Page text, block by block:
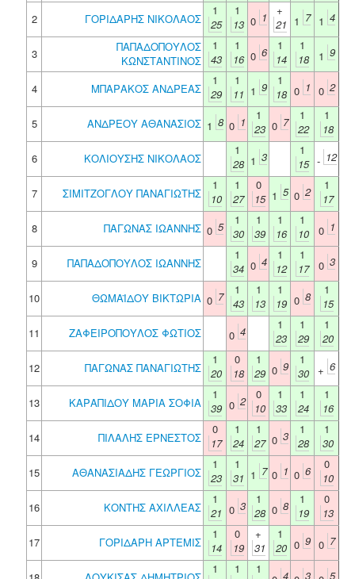
2 ΓΟΡΙΔΑΡΗΣ ΝΙΚΟΛΑΟΣ
1
25
1
13 0 1
+
21 1 7 1 4
3
ΠΑΠΑΔΟΠΟΥΛΟΣ
ΚΩΝΣΤΑΝΤΙΝΟΣ
1
43
1
16 0 6
1
14
1
18
1 9
4 ΜΠΑΡΑΚΟΣ ΑΝΔΡΕΑΣ
1
29
1
11 1 9
1
18 0 1 0 2
5 ΑΝΔΡΕΟΥ ΑΘΑΝΑΣΙΟΣ 1 8 0 1
1
23 0 7
1
22
1
18
6
ΚΟΛΙΟΥΣΗΣ ΝΙΚΟΛΑΟΣ
1
28 1 3
1
15 - 12
7 ΣΙΜΙΤΖΟΓΛΟΥ ΠΑΝΑΓΙΩΤΗΣ
1
10
1
27
0
15 1 5 0 2
1
17
8
ΠΑΓΩΝΑΣ ΙΩΑΝΝΗΣ 0 5
1
30
1
39
1
16
1
10
0 1
9 ΠΑΠΑΔΟΠΟΥΛΟΣ ΙΩΑΝΝΗΣ
1
34 0 4
1
12
1
17
0 3
10 ΘΩΜΑΪΔΟΥ ΒΙΚΤΩΡΙΑ 0 7
1
43
1
13
1
19 0 8
1
15
11
ΖΑΦΕΙΡΟΠΟΥΛΟΣ ΦΩΤΙΟΣ 0 4
1
23
1
29
1
20
12
ΠΑΓΩΝΑΣ ΠΑΝΑΓΙΩΤΗΣ
1
20
0
18
1
29 0 9
1
30
+ 6
13 ΚΑΡΑΠΙΔΟΥ ΜΑΡΙΑ ΣΟΦΙΑ
1
39 0 2
0
10
1
33
1
24
1
16
14
ΠΙΛΑΛΗΣ ΕΡΝΕΣΤΟΣ
0
17
1
24
1
27 0 3
1
28
1
30
15
ΑΘΑΝΑΣΙΑΔΗΣ ΓΕΩΡΓΙΟΣ
1
23
1
31 1 7 0 1 0 6
0
10
16
ΚΟΝΤΗΣ ΑΧΙΛΛΕΑΣ
1
21 0 3
1
28 0 8
1
19
0
13
17
ΓΟΡΙΔΑΡΗ ΑΡΤΕΜΙΣ
1
14
0
19
+
31
1
20 0 9 0 7
1
1
1
4 3 5